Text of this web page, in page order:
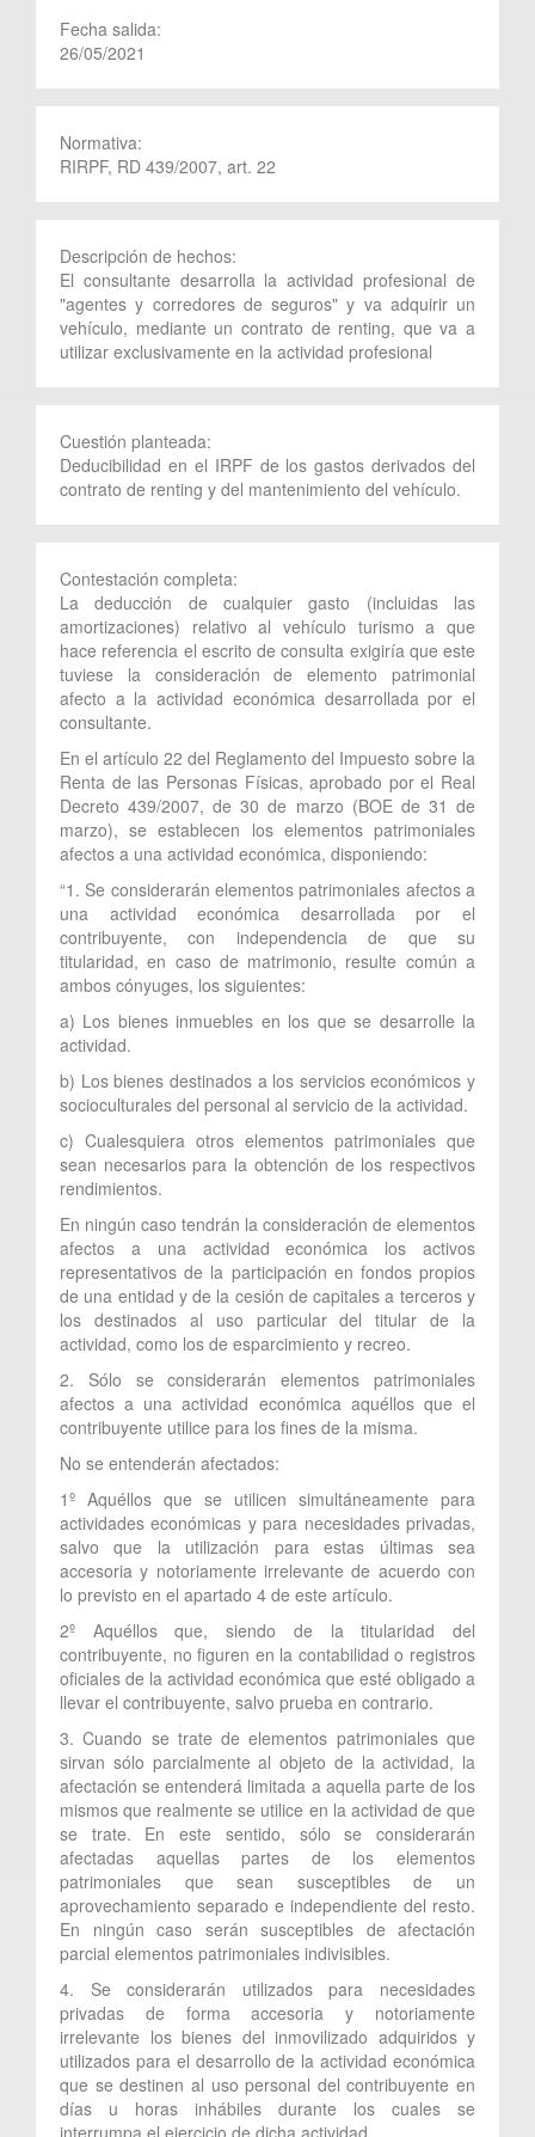
Fecha salida:
26/05/2021
Normativa:
RIRPF, RD 439/2007, art. 22
Descripción de hechos:
El consultante desarrolla la actividad profesional de
"agentes y corredores de seguros" y va adquirir un
vehículo, mediante un contrato de renting, que va a
utilizar exclusivamente en la actividad profesional
Cuestión planteada:
Deducibilidad en el IRPF de los gastos derivados del
contrato de renting y del mantenimiento del vehículo.
Contestación completa:
La deducción de cualquier gasto (incluidas las
amortizaciones) relativo al vehículo turismo a que
hace referencia el escrito de consulta exigiría que este
tuviese la consideración de elemento patrimonial
afecto a la actividad económica desarrollada por el
consultante.
En el artículo 22 del Reglamento del Impuesto sobre la
Renta de las Personas Físicas, aprobado por el Real
Decreto 439/2007, de 30 de marzo (BOE de 31 de
marzo), se establecen los elementos patrimoniales
afectos a una actividad económica, disponiendo:
“1. Se considerarán elementos patrimoniales afectos a
una actividad económica desarrollada por el
contribuyente, con independencia de que su
titularidad, en caso de matrimonio, resulte común a
ambos cónyuges, los siguientes:
a) Los bienes inmuebles en los que se desarrolle la
actividad.
b) Los bienes destinados a los servicios económicos y
socioculturales del personal al servicio de la actividad.
c) Cualesquiera otros elementos patrimoniales que
sean necesarios para la obtención de los respectivos
rendimientos.
En ningún caso tendrán la consideración de elementos
afectos a una actividad económica los activos
representativos de la participación en fondos propios
de una entidad y de la cesión de capitales a terceros y
los destinados al uso particular del titular de la
actividad, como los de esparcimiento y recreo.
2. Sólo se considerarán elementos patrimoniales
afectos a una actividad económica aquéllos que el
contribuyente utilice para los fines de la misma.
No se entenderán afectados:
1º Aquéllos que se utilicen simultáneamente para
actividades económicas y para necesidades privadas,
salvo que la utilización para estas últimas sea
accesoria y notoriamente irrelevante de acuerdo con
lo previsto en el apartado 4 de este artículo.
2º Aquéllos que, siendo de la titularidad del
contribuyente, no figuren en la contabilidad o registros
oficiales de la actividad económica que esté obligado a
llevar el contribuyente, salvo prueba en contrario.
3. Cuando se trate de elementos patrimoniales que
sirvan sólo parcialmente al objeto de la actividad, la
afectación se entenderá limitada a aquella parte de los
mismos que realmente se utilice en la actividad de que
se trate. En este sentido, sólo se considerarán
afectadas aquellas partes de los elementos
patrimoniales que sean susceptibles de un
aprovechamiento separado e independiente del resto.
En ningún caso serán susceptibles de afectación
parcial elementos patrimoniales indivisibles.
4. Se considerarán utilizados para necesidades
privadas de forma accesoria y notoriamente
irrelevante los bienes del inmovilizado adquiridos y
utilizados para el desarrollo de la actividad económica
que se destinen al uso personal del contribuyente en
días u horas inhábiles durante los cuales se
interrumpa el ejercicio de dicha actividad.